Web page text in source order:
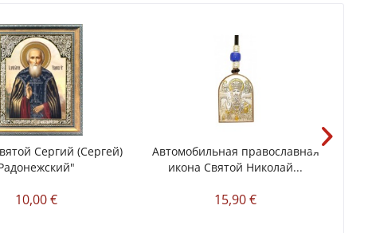
Сергий (Сергей)
10,00 €
Автомобильная православная
икона Святой Николай...
15,90 €